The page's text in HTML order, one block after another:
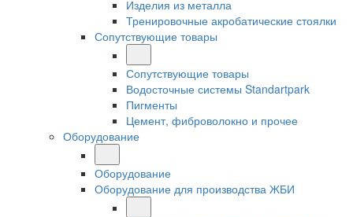
Изделия из металла
Тренировочные акробатические стоялки
Сопутствующие товары
Сопутствующие товары
Водосточные системы Standartpark
Пигменты
Цемент, фиброволокно и прочее
Оборудование
Оборудование
Оборудование для производства ЖБИ